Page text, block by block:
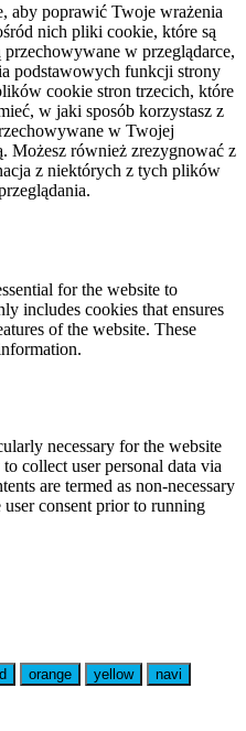
aby poprawić Twoje wrażenia
nich pliki cookie, które są
w przeglądarce,
podstawowych funkcji strony
cookie stron trzecich, które
w jaki sposób korzystasz z
w Twojej
Możesz również zrezygnować z
z niektórych z tych plików
for the website to
includes cookies that ensures
of the website. These
necessary for the website
collect user personal data via
are termed as non-necessary
consent prior to running
orange yellow
navi